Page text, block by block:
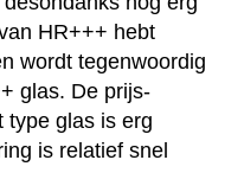
HR+++ hebt
wordt tegenwoordig
glas. De prijs-
type glas is erg
is relatief snel